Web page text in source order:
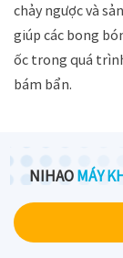
chảy ngược và
giúp các bong
ốc trong quá
bám bẩn.
NIHAOMÁY